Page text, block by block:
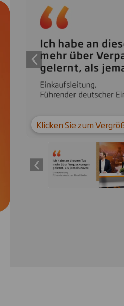
Previous slide
Klicken Sie zum